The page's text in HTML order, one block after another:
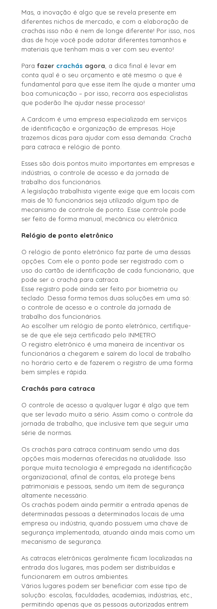
Mas, a inovação é algo que se revela presente em
diferentes nichos de mercado, e com a elaboração de
crachás isso não é nem de longe diferente! Por isso, nos
dias de hoje você pode adotar diferentes tamanhos e
materiais que tenham mais a ver com seu evento!
Parafazer crachás agora, a dica final é levar em
conta qual é o seu orçamento e até mesmo o que é
fundamental para que esse item lhe ajude a manter uma
boa comunicação – por isso, recorra aos especialistas
que poderão lhe ajudar nesse processo!
A Cardcom é uma empresa especializada em serviços
de identificação e organização de empresas. Hoje
trazemos dicas para ajudar com essa demanda: Crachá
para catraca e relógio de ponto.
Esses são dois pontos muito importantes em empresas e
indústrias, o controle de acesso e da jornada de
trabalho dos funcionários.
A legislação trabalhista vigente exige que em locais com
mais de 10 funcionários seja utilizado algum tipo de
mecanismo de controle de ponto. Esse controle pode
ser feito de forma manual, mecânica ou eletrônica.
Relógio de ponto eletrônico
O relógio de ponto eletrônico faz parte de uma dessas
opções. Com ele o ponto pode ser registrado com o
uso do cartão de identificação de cada funcionário, que
pode ser o crachá para catraca.
Esse registro pode ainda ser feito por biometria ou
teclado. Dessa forma temos duas soluções em uma só:
o controle de acesso e o controle da jornada de
trabalho dos funcionários.
Ao escolher um relógio de ponto eletrônico, certifique-
se de que ele seja certificado pelo INMETRO
O registro eletrônico é uma maneira de incentivar os
funcionários a chegarem e saírem do local de trabalho
no horário certo e de fazerem o registro de uma forma
bem simples e rápida.
Crachás para catraca
O controle de acesso a qualquer lugar é algo que tem
que ser levado muito a sério. Assim como o controle da
jornada de trabalho, que inclusive tem que seguir uma
série de normas.
Os crachás para catraca continuam sendo uma das
opções mais modernas oferecidas na atualidade. Isso
porque muita tecnologia é empregada na identificação
organizacional, afinal de contas, ela protege bens
patrimoniais e pessoas, sendo um item de segurança
altamente necessário.
Os crachás podem ainda permitir a entrada apenas de
determinadas pessoas a determinados locais de uma
empresa ou indústria, quando possuem uma chave de
segurança implementada, atuando ainda mais como um
mecanismo de segurança.
As catracas eletrônicas geralmente ficam localizadas na
entrada dos lugares, mas podem ser distribuídas e
funcionarem em outros ambientes.
Vários lugares podem ser beneficiar com esse tipo de
solução: escolas, faculdades, academias, indústrias, etc.,
permitindo apenas que as pessoas autorizadas entrem